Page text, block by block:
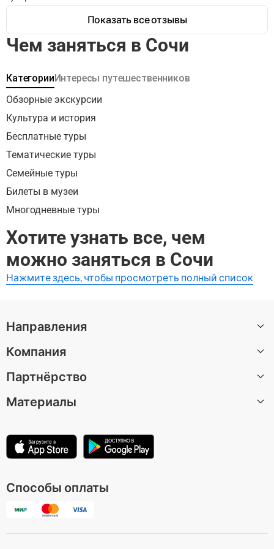
необходимых локаций и направлений и поэтому информация
воспринималась не полностью. Зато потом уже в поезде мы еще
раз послушали аудиоспектакль и получили огромное
удовольствие) В принципе, за такую стоимость очень хорошее
решение и при наличии свободного времени и хорошего
том, что можно сделать это в любое время.
Показать все отзывы
Чем заняться в Сочи
КатегорииИнтересы путешественников
Обзорные экскурсии
Культура и история
Бесплатные туры
Тематические туры
Семейные туры
Билеты в музеи
Многодневные туры
Хотите узнать все, чем
можно заняться в Сочи
Нажмите здесь, чтобы просмотреть полный список
Направления
Все направления
Компания
О нас
Вакансии
Условия использования
Партнёрство
Стать автором экскурсии
Для музеев и достопримечательностей
Материалы
Способы оплаты